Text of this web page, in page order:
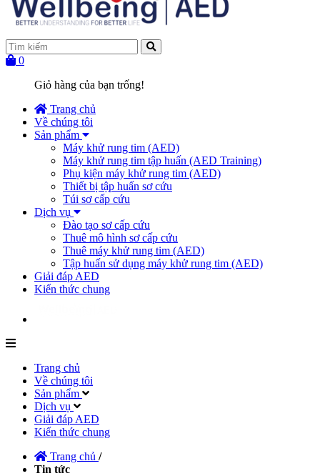
0
Giỏ hàng của bạn trống!
Trang chủ
Về chúng tôi
Sản phẩm
Máy khử rung tim (AED)
Máy khử rung tim tập huấn (AED Training)
Phụ kiện máy khử rung tim (AED)
Thiết bị tập huấn sơ cứu
Túi sơ cấp cứu
Dịch vụ
Đào tạo sơ cấp cứu
Thuê mô hình sơ cấp cứu
Thuê máy khử rung tim (AED)
Tập huấn sử dụng máy khử rung tim (AED)
Giải đáp AED
Kiến thức chung
Trang chủ
Về chúng tôi
Sản phẩm
Dịch vụ
Giải đáp AED
Kiến thức chung
Trang chủ /
Tin tức